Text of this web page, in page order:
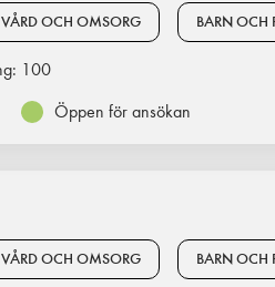
VÅRD OCH OMSORG BARN OCH
100
Öppen för ansökan
VÅRD OCH OMSORG BARN OCH